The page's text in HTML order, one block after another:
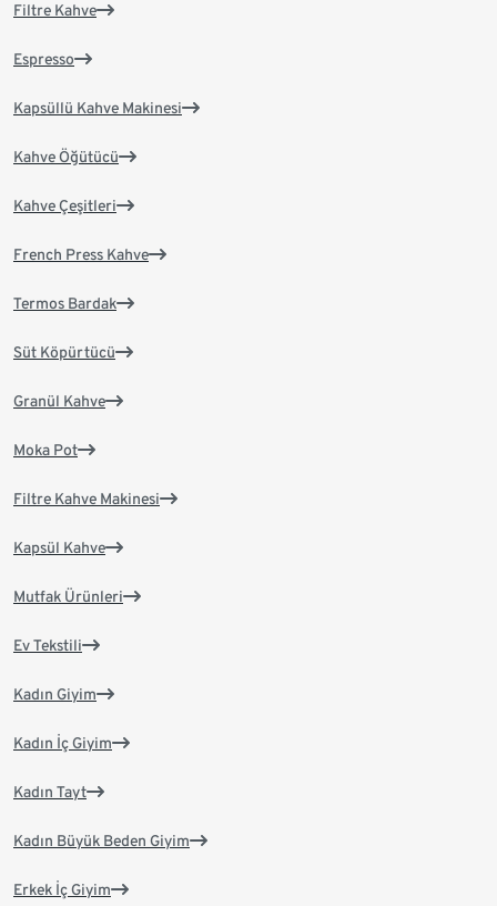
Filtre Kahve
Espresso
Kapsüllü Kahve Makinesi
Kahve Öğütücü
Kahve Çeşitleri
French Press Kahve
Termos Bardak
Süt Köpürtücü
Granül Kahve
Moka Pot
Filtre Kahve Makinesi
Kapsül Kahve
Mutfak Ürünleri
Ev Tekstili
Kadın Giyim
Kadın İç Giyim
Kadın Tayt
Kadın Büyük Beden Giyim
Erkek İç Giyim